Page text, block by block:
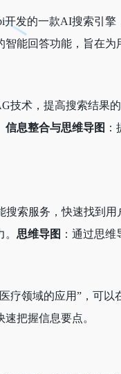
开发的一款AI搜索引擎
能回答功能，旨在为
技术，提高搜索结果的
信息整合与思维导图
搜索服务，快速找到用
思维导图 ：通过思
疗领域的应用”，可
把握信息要点。